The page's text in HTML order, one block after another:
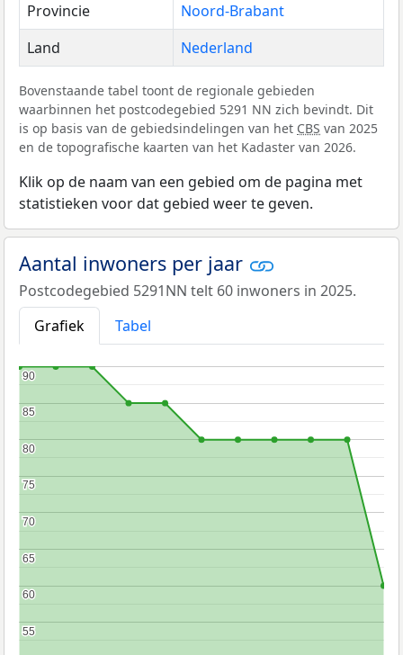
Provincie
Noord-Brabant
Land
Nederland
Bovenstaande tabel toont de regionale gebieden
waarbinnen het postcodegebied 5291 NN zich bevindt. Dit
is op basis van de gebiedsindelingen van het CBS van 2025
en de topografische kaarten van het Kadaster van 2026.
Klik op de naam van een gebied om de pagina met
statistieken voor dat gebied weer te geven.
Aantal inwoners per jaar
Postcodegebied 5291NN telt 60 inwoners in 2025.
Grafiek
Tabel
55
55
60
60
65
65
70
70
75
75
80
80
85
85
90
90